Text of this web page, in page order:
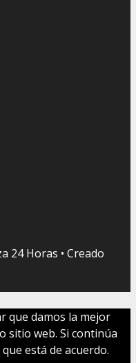
24 Horas • Creado
que damos la mejor
sitio web. Si continúa
está de acuerdo.